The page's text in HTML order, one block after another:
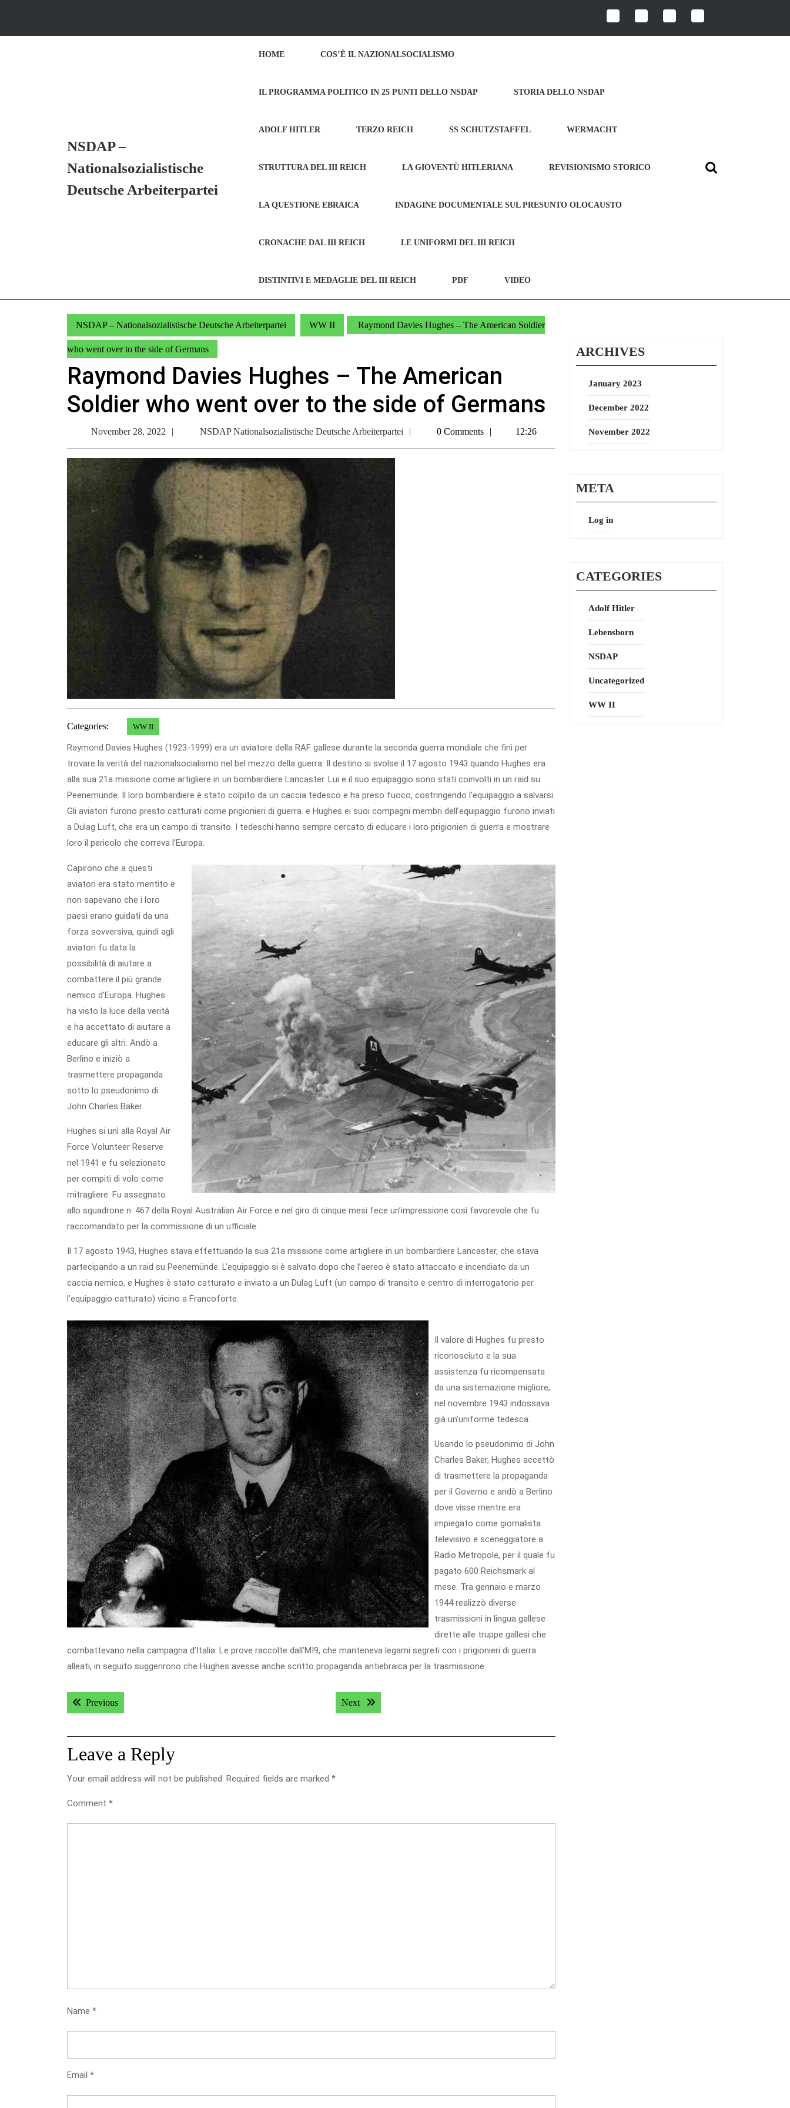
content
NSDAP –
Nationalsozialistische
Deutsche Arbeiterpartei
HOME COS’È IL NAZIONALSOCIALISMO
IL PROGRAMMA POLITICO IN 25 PUNTI DELLO NSDAP STORIA DELLO NSDAP
ADOLF HITLER TERZO REICH SS SCHUTZSTAFFEL WERMACHT
STRUTTURA DEL III REICH LA GIOVENTÙ HITLERIANA REVISIONISMO STORICO
LA QUESTIONE EBRAICA INDAGINE DOCUMENTALE SUL PRESUNTO OLOCAUSTO
CRONACHE DAL III REICH LE UNIFORMI DEL III REICH
DISTINTIVI E MEDAGLIE DEL III REICH PDF VIDEO
Search
NSDAP – Nationalsozialistische Deutsche Arbeiterpartei WW II Raymond Davies Hughes – The American Soldier
who went over to the side of Germans
Raymond Davies Hughes – The American
Soldier who went over to the side of Germans
November 28, 2022
November
2022
NSDAP Nationalsozialistische Deutsche Arbeiterpartei
NSDAP0 Comments 12:26
Categories: WW II
Raymond Davies Hughes (1923-1999) era un aviatore della RAF gallese durante la seconda guerra mondiale che finì per
trovare la verità del nazionalsocialismo nel bel mezzo della guerra. Il destino si svolse il 17 agosto 1943 quando Hughes era
alla sua 21a missione come artigliere in un bombardiere Lancaster. Lui e il suo equipaggio sono stati coinvolti in un raid su
Peenemünde. Il loro bombardiere è stato colpito da un caccia tedesco e ha preso fuoco, costringendo l’equipaggio a salvarsi.
Gli aviatori furono presto catturati come prigionieri di guerra. e Hughes ei suoi compagni membri dell’equipaggio furono inviati
a Dulag Luft, che era un campo di transito. I tedeschi hanno sempre cercato di educare i loro prigionieri di guerra e mostrare
loro il pericolo che correva l’Europa.
Capirono che a questi
aviatori era stato mentito e
non sapevano che i loro
paesi erano guidati da una
forza sovversiva, quindi agli
aviatori fu data la
possibilità di aiutare a
combattere il più grande
nemico d’Europa. Hughes
ha visto la luce della verità
e ha accettato di aiutare a
educare gli altri. Andò a
Berlino e iniziò a
trasmettere propaganda
sotto lo pseudonimo di
John Charles Baker.
Hughes si unì alla Royal Air
Force Volunteer Reserve
nel 1941 e fu selezionato
per compiti di volo come
mitragliere. Fu assegnato
allo squadrone n. 467 della Royal Australian Air Force e nel giro di cinque mesi fece un’impressione così favorevole che fu
raccomandato per la commissione di un ufficiale.
Il 17 agosto 1943, Hughes stava effettuando la sua 21a missione come artigliere in un bombardiere Lancaster, che stava
partecipando a un raid su Peenemünde. L’equipaggio si è salvato dopo che l’aereo è stato attaccato e incendiato da un
caccia nemico, e Hughes è stato catturato e inviato a un Dulag Luft (un campo di transito e centro di interrogatorio per
l’equipaggio catturato) vicino a Francoforte.
Il valore di Hughes fu presto
riconosciuto e la sua
assistenza fu ricompensata
da una sistemazione migliore,
nel novembre 1943 indossava
già un’uniforme tedesca.
Usando lo pseudonimo di John
Charles Baker, Hughes accettò
di trasmettere la propaganda
per il Governo e andò a Berlino
dove visse mentre era
impiegato come giornalista
televisivo e sceneggiatore a
Radio Metropole, per il quale fu
pagato 600 Reichsmark al
mese. Tra gennaio e marzo
1944 realizzò diverse
trasmissioni in lingua gallese
dirette alle truppe gallesi che
combattevano nella campagna d’Italia. Le prove raccolte dall’MI9, che manteneva legami segreti con i prigionieri di guerra
alleati, in seguito suggerirono che Hughes avesse anche scritto propaganda antiebraica per la trasmissione.
Post
navigation
PreviousPrevious post: Next Next post:
Leave a Reply
Your email address will not be published. Required fields are marked *
Comment *
Name *
Email *
ARCHIVES
January 2023
December 2022
November 2022
META
Log in
CATEGORIES
Adolf Hitler
Lebensborn
NSDAP
Uncategorized
WW II